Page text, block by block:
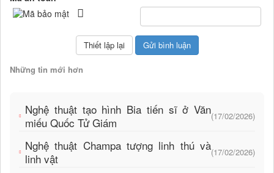
Những tin mới hơn
Nghệ thuật tạo hình Bia tiến sĩ ở Văn
miếu Quốc Tử Giám
(17/02/2026)
Nghệ thuật Champa tượng linh thú và
linh vật
(17/02/2026)